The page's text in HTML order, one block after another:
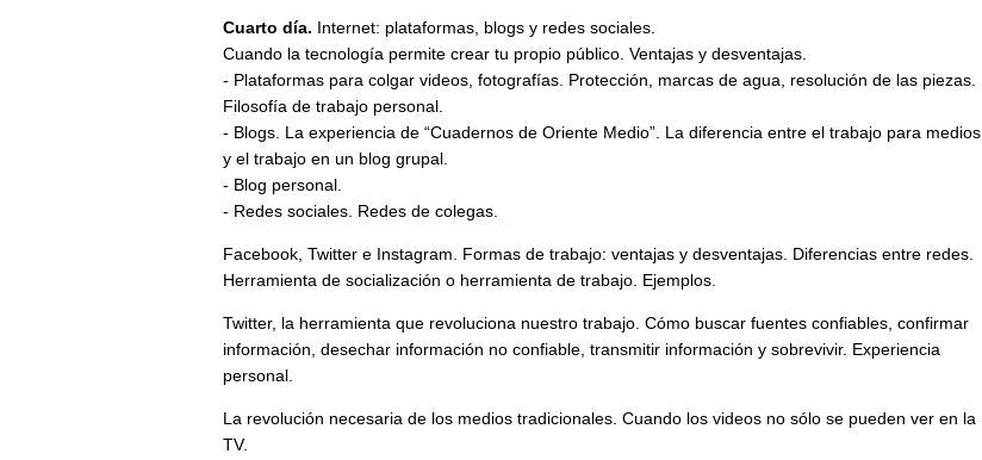
Cuarto día. Internet: plataformas, blogs y redes sociales.
Cuando la tecnología permite crear tu propio público. Ventajas y desventajas.
- Plataformas para colgar videos, fotografías. Protección, marcas de agua, resolución de las piezas.
Filosofía de trabajo personal.
- Blogs. La experiencia de “Cuadernos de Oriente Medio”. La diferencia entre el trabajo para medios
y el trabajo en un blog grupal.
- Blog personal.
- Redes sociales. Redes de colegas.
Facebook, Twitter e Instagram. Formas de trabajo: ventajas y desventajas. Diferencias entre redes.
Herramienta de socialización o herramienta de trabajo. Ejemplos.
Twitter, la herramienta que revoluciona nuestro trabajo. Cómo buscar fuentes confiables, confirmar
información, desechar información no confiable, transmitir información y sobrevivir. Experiencia
personal.
La revolución necesaria de los medios tradicionales. Cuando los videos no sólo se pueden ver en la
TV.